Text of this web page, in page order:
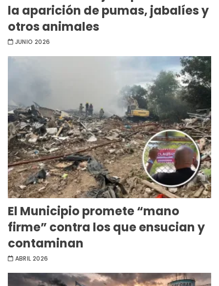
la aparición de pumas, jabalíes y
otros animales
JUNIO 2026
El Municipio promete “mano
firme” contra los que ensucian y
contaminan
ABRIL 2026